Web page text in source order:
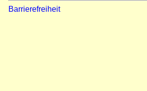
Barrierefreiheit